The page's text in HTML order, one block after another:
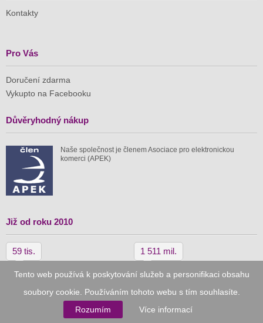
Tento web používá k poskytování služeb a personifikaci obsahu
soubory cookie. Používáním tohoto webu s tím souhlasíte.
Rozumím
Více informací
Kontakty
Pro Vás
Doručení zdarma
Vykupto na Facebooku
Důvěryhodný nákup
Naše společnost je členem Asociace pro elektronickou
komerci (APEK)
Již od roku 2010
59 tis.
spuštěných nabídek
1 511 mil.
ušetřeno nákupy
© 2010–2026Vykupto.cz
, Všechna práva vyhrazena.